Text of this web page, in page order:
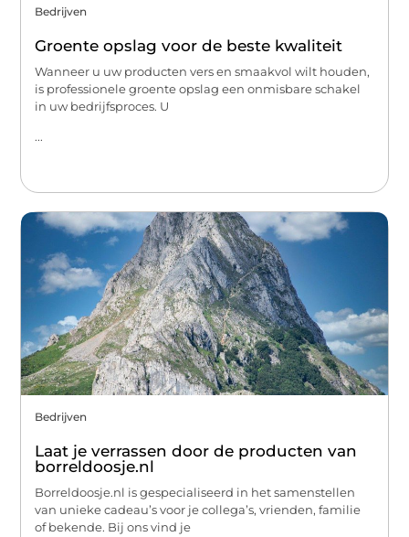
Bedrijven
Groente opslag voor de beste kwaliteit
Wanneer u uw producten vers en smaakvol wilt houden,
is professionele groente opslag een onmisbare schakel
in uw bedrijfsproces. U
...
Bedrijven
Laat je verrassen door de producten van
borreldoosje.nl
Borreldoosje.nl is gespecialiseerd in het samenstellen
van unieke cadeau’s voor je collega’s, vrienden, familie
of bekende. Bij ons vind je